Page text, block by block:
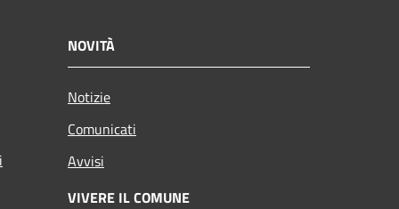
NOVITÀ
Notizie
Comunicati
Avvisi
VIVERE IL COMUNE